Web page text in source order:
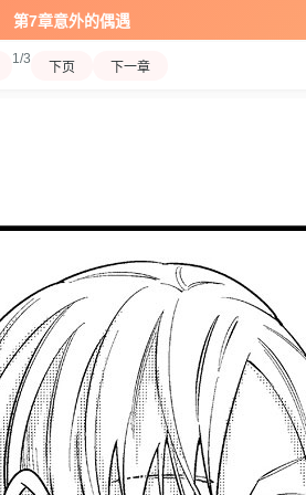
第7章意外的偶遇
1/3
下页 下一章